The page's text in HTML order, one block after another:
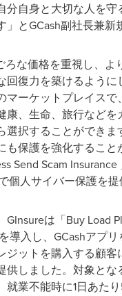
分自身と大切な人を
」とGCash副社長兼新
ろな価格を重視し、よ
回復力を築けるように
マーケットプレイスで
康、生命、旅行など
選択することができま
も保護を強化すること
Send Scam
個人サイバー保護を提
GInsureは「Buy Load
導入し、GCashアプ
ジットを購入する顧客
供しました。対象とな
就業不能時に1日あた